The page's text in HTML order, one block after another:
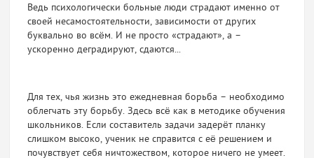
Ведь психологически больные люди страдают именно от
своей несамостоятельности, зависимости от других
буквально во всём. И не просто «страдают», а –
ускоренно деградируют, сдаются...
Для тех, чья жизнь это ежедневная борьба – необходимо
облегчать эту борьбу. Здесь всё как в методике обучения
школьников. Если составитель задачи задерёт планку
слишком высоко, ученик не справится с её решением и
почувствует себя ничтожеством, которое ничего не умеет.